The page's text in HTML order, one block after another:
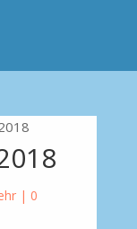
| 0